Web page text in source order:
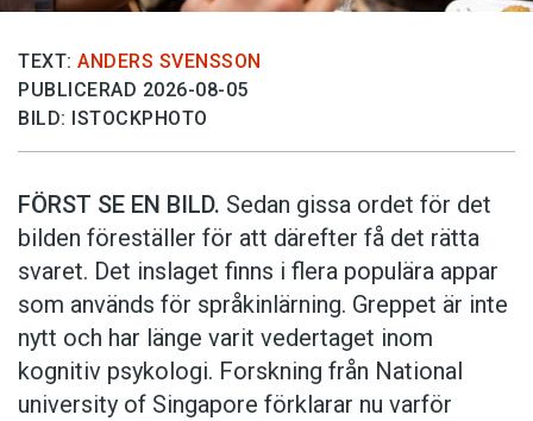
TEXT: ANDERS SVENSSON
PUBLICERAD 2026-08-05
BILD: ISTOCKPHOTO
FÖRST SE EN BILD. Sedan gissa ordet för det
bilden föreställer för att därefter få det rätta
svaret. Det inslaget finns i flera populära appar
som används för språkinlärning. Greppet är inte
nytt och har länge varit vedertaget inom
kognitiv psykologi. Forskning från National
university of Singa­pore förklarar nu varför